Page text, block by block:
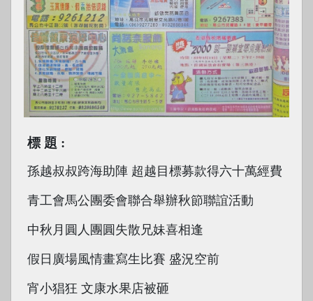
標題
孫越叔叔跨海助陣 超越目標募款得六十萬經費
青工會馬公團委會聯合舉辦秋節聯誼活動
中秋月圓人團圓失散兄妹喜相逢
假日廣場風情畫寫生比賽 盛況空前
宵小猖狂 文康水果店被砸